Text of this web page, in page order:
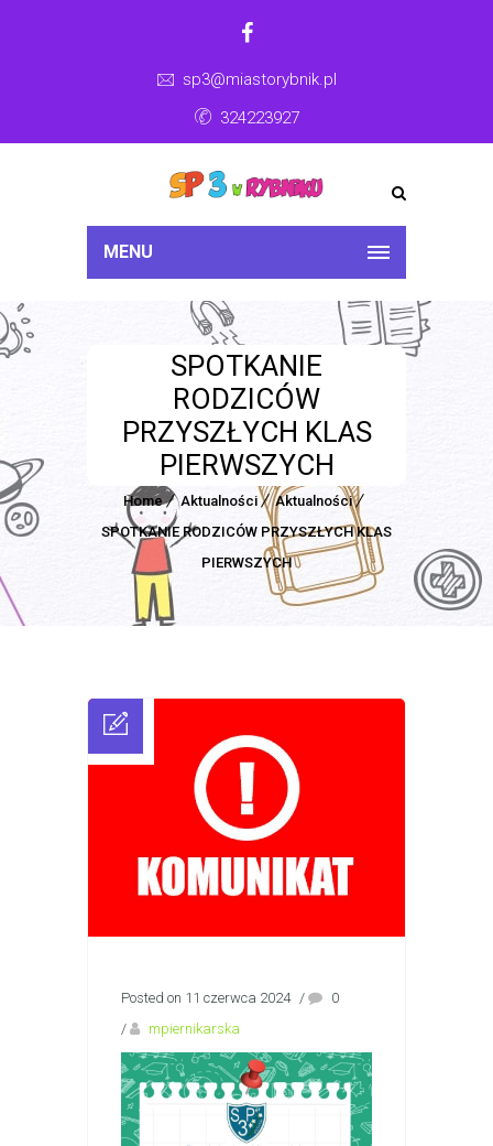
sp3@miastorybnik.pl
324223927
MENU
SPOTKANIE
RODZICÓW
PRZYSZŁYCH KLAS
PIERWSZYCH
Home Aktualności
Aktualności
SPOTKANIE RODZICÓW PRZYSZŁYCH KLAS
PIERWSZYCH
Posted on 11 czerwca 2024 /
0
/
mpiernikarska